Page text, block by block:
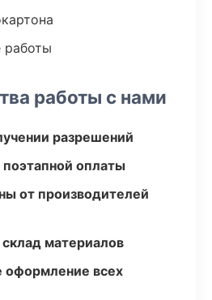
работы с нами
разрешений
оплаты
от производителей
материалов
всех